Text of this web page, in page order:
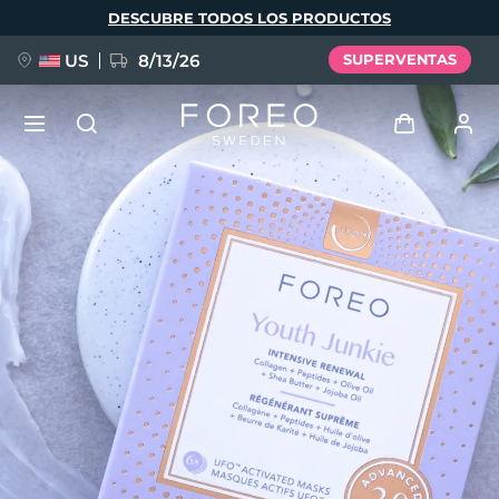
DESCUBRE TODOS LOS PRODUCTOS
US 8/13/26 SUPERVENTAS
Iniciar sesión
Perfil de usuario
Mis dispositivos
Mis pedidos
Mis direcciones
Mis suscripciones
NUEVO
FAQ™ Pure Beauty-Tech Elixir
BREAKING NEWS
issa™ Teeth Whitening Set
Idioma
English Deutsch
Español
Français
Italiano
Português
Polski
Svenska
Русский
Türkçe
简体中文 繁體中文